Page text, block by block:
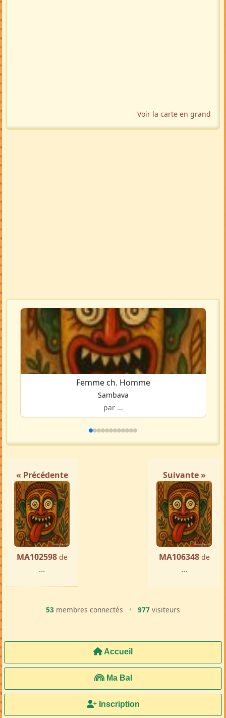
Voir la carte en grand
Femme ch. Homme
Sambava
par ...
« Précédente
MA102598 de
...
Suivante »
MA106348 de
...
53 membres connectés • 977 visiteurs
Accueil
Ma Bal
Inscription